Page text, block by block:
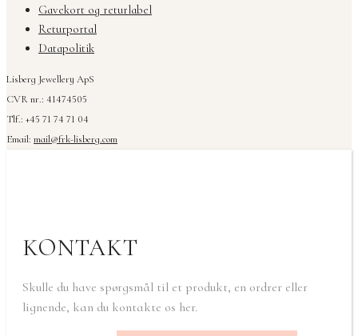
Gavekort og returlabel
Returportal
Datapolitik
Lisberg Jewellery ApS
CVR nr.: 41474505
Tlf.: +45 71 74 71 04
Email: mail@frk-lisberg.com
KONTAKT
Skulle du have spørgsmål til et produkt, en ordrer eller
lignende, kan du kontakte os her.